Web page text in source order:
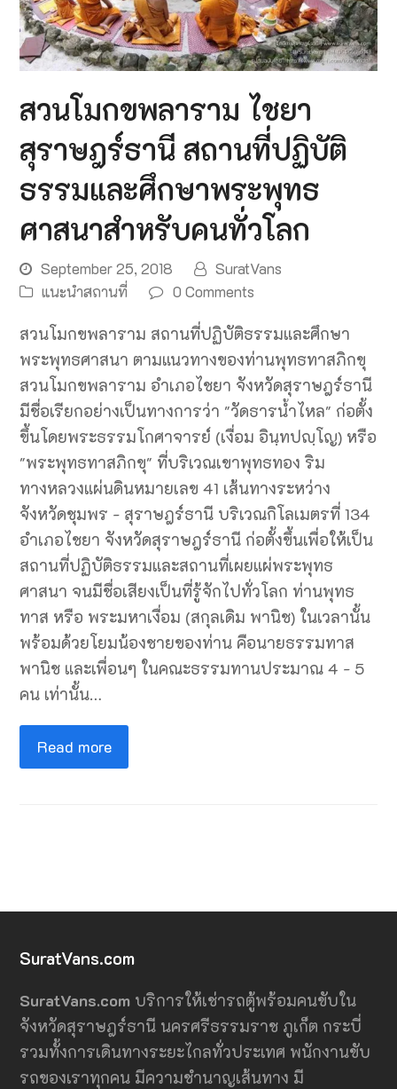
สวนโมกขพลาราม ไชยา
สุราษฎร์ธานี สถานที่ปฏิบัติ
ธรรมและศึกษาพระพุทธ
ศาสนาสำหรับคนทั่วโลก
September 25, 2018
SuratVans
แนะนำสถานที่
0 Comments
สวนโมกขพลาราม สถานที่ปฏิบัติธรรมและศึกษา
พระพุทธศาสนา ตามแนวทางของท่านพุทธทาสภิกขุ
สวนโมกขพลาราม อำเภอไชยา จังหวัดสุราษฎร์ธานี
มีชื่อเรียกอย่างเป็นทางการว่า "วัดธารน้ำไหล" ก่อตั้ง
ขึ้นโดยพระธรรมโกศาจารย์ (เงื่อม อินฺทปญฺโญ) หรือ
"พระพุทธทาสภิกขุ" ที่บริเวณเขาพุทธทอง ริม
ทางหลวงแผ่นดินหมายเลข 41 เส้นทางระหว่าง
จังหวัดชุมพร - สุราษฎร์ธานี บริเวณกิโลเมตรที่ 134
อำเภอไชยา จังหวัดสุราษฎร์ธานี ก่อตั้งขึ้นเพื่อให้เป็น
สถานที่ปฏิบัติธรรมและสถานที่เผยแผ่พระพุทธ
ศาสนา จนมีชื่อเสียงเป็นที่รู้จักไปทั่วโลก ท่านพุทธ
ทาส หรือ พระมหาเงื่อม (สกุลเดิม พานิช) ในเวลานั้น
พร้อมด้วยโยมน้องชายของท่าน คือนายธรรมทาส
พานิช และเพื่อนๆ ในคณะธรรมทานประมาณ 4 - 5
คน เท่านั้น…
Read more
SuratVans.com
SuratVans.com บริการให้เช่ารถตู้พร้อมคนขับใน
จังหวัดสุราษฎร์ธานี นครศรีธรรมราช ภูเก็ต กระบี่
รวมทั้งการเดินทางระยะไกลทั่วประเทศ พนักงานขับ
รถของเราทุกคน มีความชำนาญเส้นทาง มี